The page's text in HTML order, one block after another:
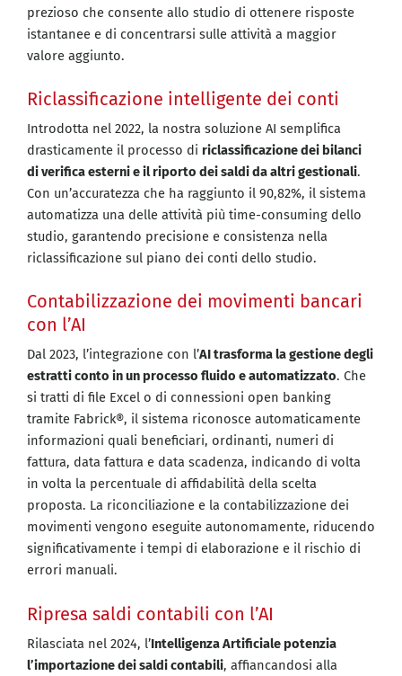
prezioso che consente allo studio di ottenere risposte
istantanee e di concentrarsi sulle attività a maggior
valore aggiunto.
Riclassificazione intelligente dei conti
Introdotta nel 2022, la nostra soluzione AI semplifica
drasticamente il processo di riclassificazione dei bilanci
di verifica esterni e il riporto dei saldi da altri gestionali.
Con un’accuratezza che ha raggiunto il 90,82%, il sistema
automatizza una delle attività più time-consuming dello
studio, garantendo precisione e consistenza nella
riclassificazione sul piano dei conti dello studio.
Contabilizzazione dei movimenti bancari
con l’AI
Dal 2023, l’integrazione con l’AI trasforma la gestione degli
estratti conto in un processo fluido e automatizzato. Che
si tratti di file Excel o di connessioni open banking
tramite Fabrick®, il sistema riconosce automaticamente
informazioni quali beneficiari, ordinanti, numeri di
fattura, data fattura e data scadenza, indicando di volta
in volta la percentuale di affidabilità della scelta
proposta. La riconciliazione e la contabilizzazione dei
movimenti vengono eseguite autonomamente, riducendo
significativamente i tempi di elaborazione e il rischio di
errori manuali.
Ripresa saldi contabili con l’AI
Rilasciata nel 2024, l’Intelligenza Artificiale potenzia
l’importazione dei saldi contabili, affiancandosi alla